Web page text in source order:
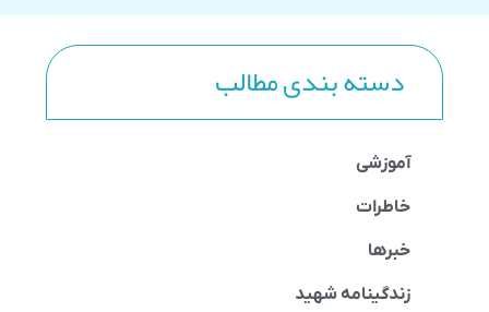
دسته بندی مطالب
آموزشی
خاطرات
خبرها
زندگینامه شهید